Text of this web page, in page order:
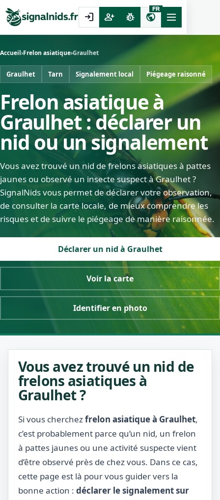
login person_add pest_control public
FR
Accueil›Frelon asiatique›Graulhet
Graulhet Tarn Signalement local Piégeage raisonné
Frelon asiatique à
Graulhet : déclarer un
nid ou un signalement
Vous avez trouvé un nid de frelons asiatiques à pattes
jaunes ou observé un insecte suspect à Graulhet ?
SignalNids vous permet de déclarer votre observation,
de consulter la carte locale, de mieux comprendre les
risques et de suivre le piégeage de manière raisonnée.
Déclarer un nid à Graulhet
Voir la carte
Identifier en photo
Vous avez trouvé un nid de
frelons asiatiques à
Graulhet ?
Si vous cherchezfrelon asiatique à Graulhet,
c’est probablement parce qu’un nid, un frelon
à pattes jaunes ou une activité suspecte vient
d’être observé près de chez vous. Dans ce cas,
cette page est là pour vous guider vers la
bonne action : déclarer le signalement sur